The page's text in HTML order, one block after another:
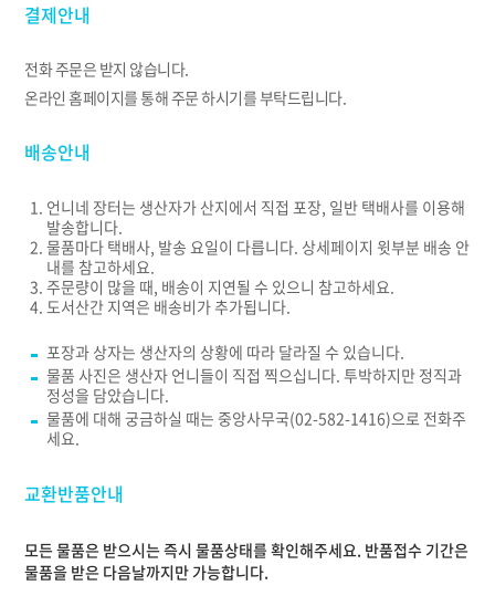
결제안내
전화 주문은 받지 않습니다.
온라인 홈페이지를 통해 주문 하시기를 부탁드립니다.
배송안내
언니네 장터는 생산자가 산지에서 직접 포장, 일반 택배사를 이용해
발송합니다.
물품마다 택배사, 발송 요일이 다릅니다. 상세페이지 윗부분 배송 안
내를 참고하세요.
주문량이 많을 때, 배송이 지연될 수 있으니 참고하세요.
도서산간 지역은 배송비가 추가됩니다.
포장과 상자는 생산자의 상황에 따라 달라질 수 있습니다.
물품 사진은 생산자 언니들이 직접 찍으십니다. 투박하지만 정직과
정성을 담았습니다.
물품에 대해 궁금하실 때는 중앙사무국(02-582-1416)으로 전화주
세요.
교환반품안내
모든 물품은 받으시는 즉시 물품상태를 확인해주세요. 반품접수 기간은
물품을 받은 다음날까지만 가능합니다.